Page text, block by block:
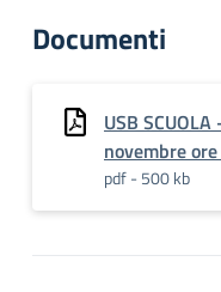
Documenti
USB
novembre
pdf - 500 kb